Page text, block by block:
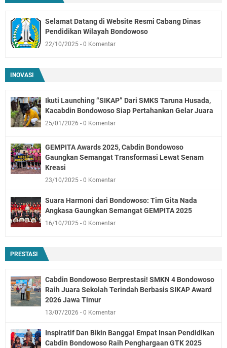
Selamat Datang di Website Resmi Cabang Dinas
Pendidikan Wilayah Bondowoso
22/10/2025 0 Komentar
INOVASI
Ikuti Launching “SIKAP” Dari SMKS Taruna Husada,
Kacabdin Bondowoso Siap Pertahankan Gelar Juara
25/01/2026 0 Komentar
GEMPITA Awards 2025, Cabdin Bondowoso
Gaungkan Semangat Transformasi Lewat Senam
Kreasi
23/10/2025 0 Komentar
Suara Harmoni dari Bondowoso: Tim Gita Nada
Angkasa Gaungkan Semangat GEMPITA 2025
16/10/2025 0 Komentar
PRESTASI
Cabdin Bondowoso Berprestasi! SMKN 4 Bondowoso
Raih Juara Sekolah Terindah Berbasis SIKAP Award
2026 Jawa Timur
13/07/2026 0 Komentar
Inspiratif Dan Bikin Bangga! Empat Insan Pendidikan
Cabdin Bondowoso Raih Penghargaan GTK 2025